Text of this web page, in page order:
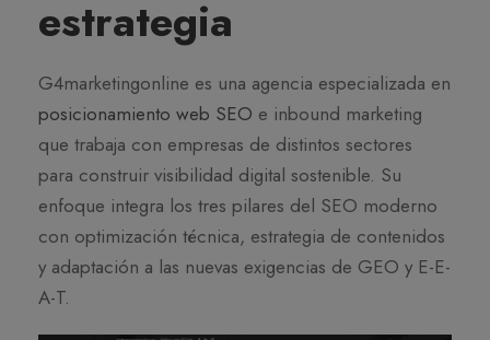
estrategia
G4marketingonline es una agencia especializada en
posicionamiento web SEO e inbound marketing
que trabaja con empresas de distintos sectores
para construir visibilidad digital sostenible. Su
enfoque integra los tres pilares del SEO moderno
con optimización técnica, estrategia de contenidos
y adaptación a las nuevas exigencias de GEO y E-E-
A-T.